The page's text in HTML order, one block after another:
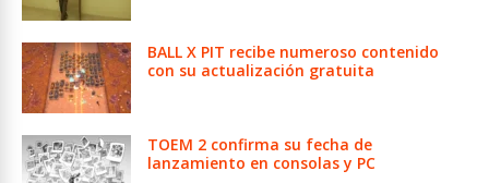
BALL X PIT recibe numeroso contenido
con su actualización gratuita
TOEM 2 confirma su fecha de
lanzamiento en consolas y PC